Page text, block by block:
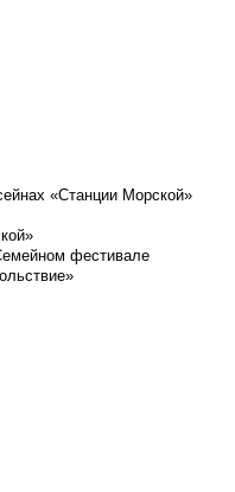
«Станции Морской»
фестивале